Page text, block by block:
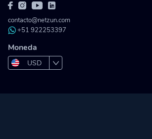
contacto@netzun.com
+51 922253397
Moneda
USD